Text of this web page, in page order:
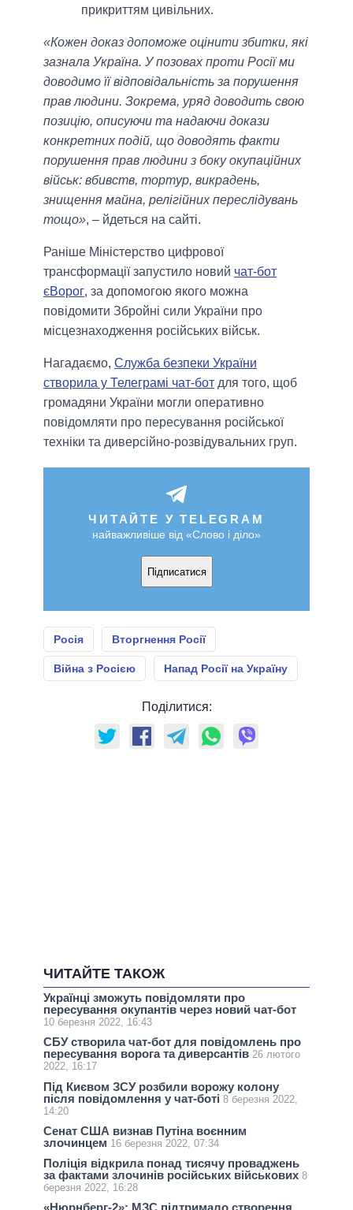
прикриттям цивільних.
«Кожен доказ допоможе оцінити збитки, які
зазнала Україна. У позовах проти Росії ми
доводимо її відповідальність за порушення
прав людини. Зокрема, уряд доводить свою
позицію, описуючи та надаючи докази
конкретних подій, що доводять факти
порушення прав людини з боку окупаційних
військ: вбивств, тортур, викрадень,
знищення майна, релігійних переслідувань
тощо», – йдеться на сайті.
Раніше Міністерство цифрової
трансформації запустило новий чат-бот
єВорог, за допомогою якого можна
повідомити Збройні сили України про
місцезнаходження російських військ.
Нагадаємо, Служба безпеки України
створила у Телеграмі чат-бот для того, щоб
громадяни України могли оперативно
повідомляти про пересування російської
техніки та диверсійно-розвідувальних груп.
ЧИТАЙТЕ У TELEGRAM
найважливіше від «Слово і діло»
Підписатися
Росія Вторгнення Росії
Війна з Росією Напад Росії на Україну
Поділитися:
ЧИТАЙТЕ ТАКОЖ
Українці зможуть повідомляти про
пересування окупантів через новий чат-бот
10 березня 2022, 16:43
СБУ створила чат-бот для повідомлень про
пересування ворога та диверсантів 26 лютого
2022, 16:17
Під Києвом ЗСУ розбили ворожу колону
після повідомлення у чат-боті 8 березня 2022,
14:20
Сенат США визнав Путіна воєнним
злочинцем 16 березня 2022, 07:34
Поліція відкрила понад тисячу проваджень
за фактами злочинів російських військових 8
березня 2022, 16:28